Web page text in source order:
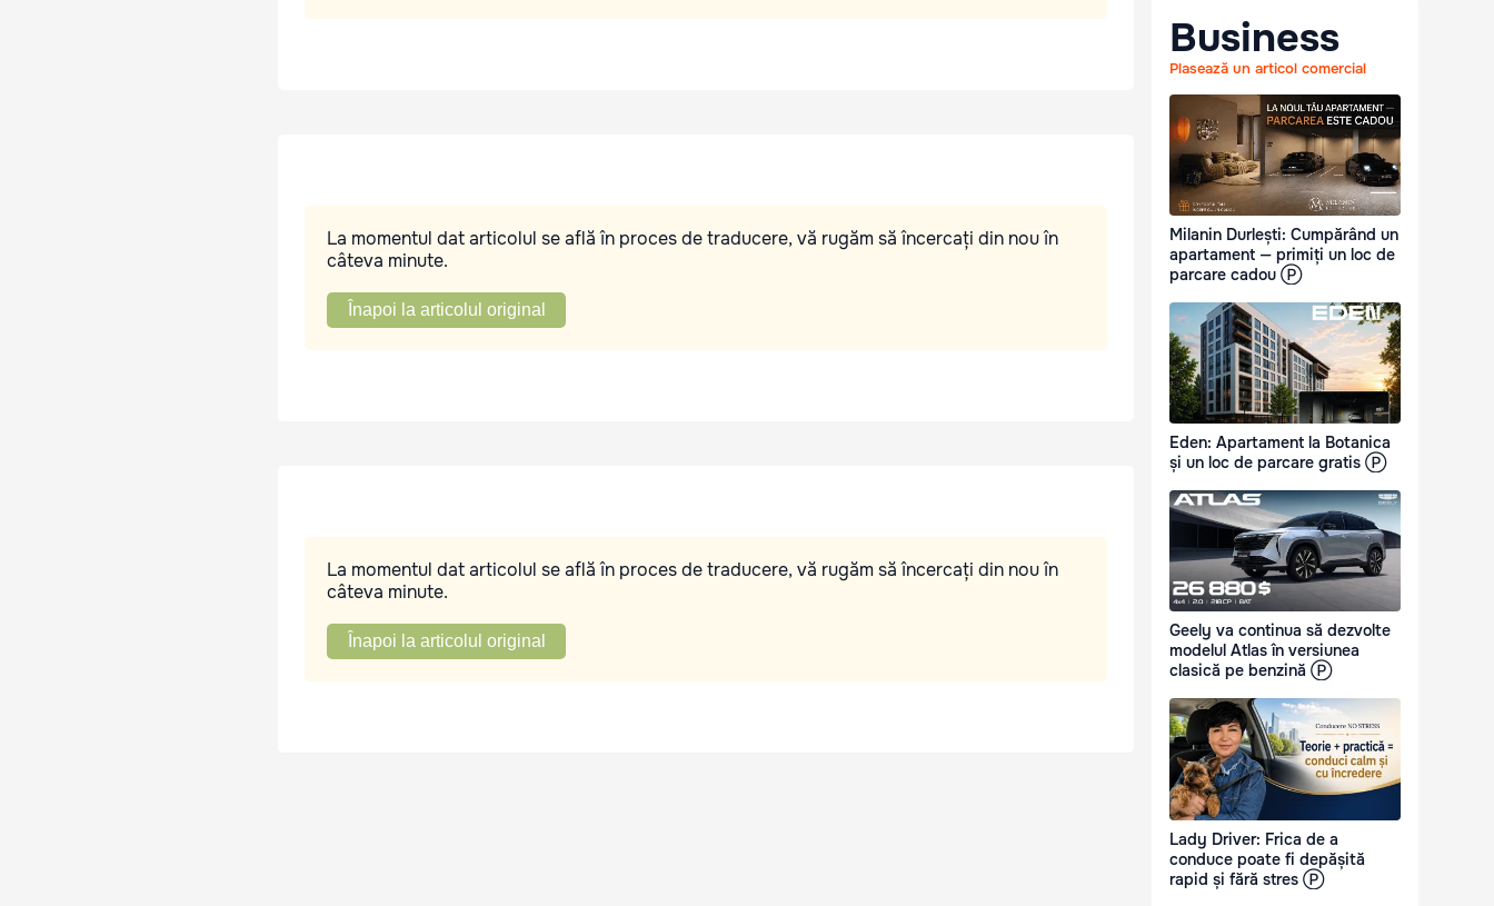
La momentul dat articolul se află în proces de traducere, vă rugăm să încercați din nou în
câteva minute.
Înapoi la articolul original
La momentul dat articolul se află în proces de traducere, vă rugăm să încercați din nou în
câteva minute.
Înapoi la articolul original
Business
Plasează un articol comercial
Milanin Durlești: Cumpărând un
apartament — primiți un loc de
parcare cadou Ⓟ
Eden: Apartament la Botanica
și un loc de parcare gratis Ⓟ
Geely va continua să dezvolte
modelul Atlas în versiunea
clasică pe benzină Ⓟ
Lady Driver: Frica de a
conduce poate fi depășită
rapid și fără stres Ⓟ